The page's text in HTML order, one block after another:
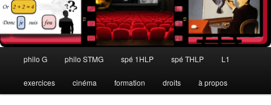
principal
philo G philo STMG spé 1HLP spé THLP L1
exercices cinéma formation droits à propos